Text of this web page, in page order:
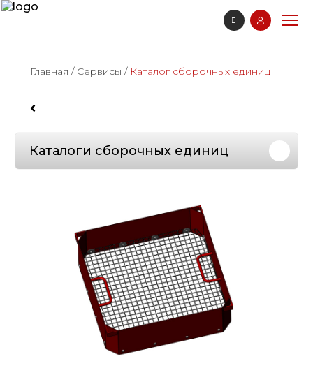
Главная / Сервисы / Каталог сборочных единиц
Каталоги сборочных единиц